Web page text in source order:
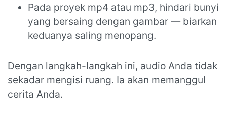
Pada proyek mp4 atau mp3, hindari bunyi
yang bersaing dengan gambar — biarkan
keduanya saling menopang.
Dengan langkah-langkah ini, audio Anda tidak
sekadar mengisi ruang. Ia akan memanggul
cerita Anda.